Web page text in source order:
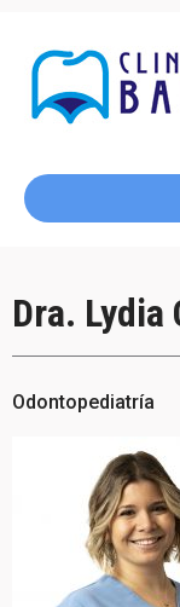
Dra. Lydia
Odontopediatría